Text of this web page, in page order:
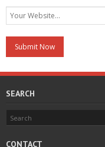
SEARCH
CONTACT